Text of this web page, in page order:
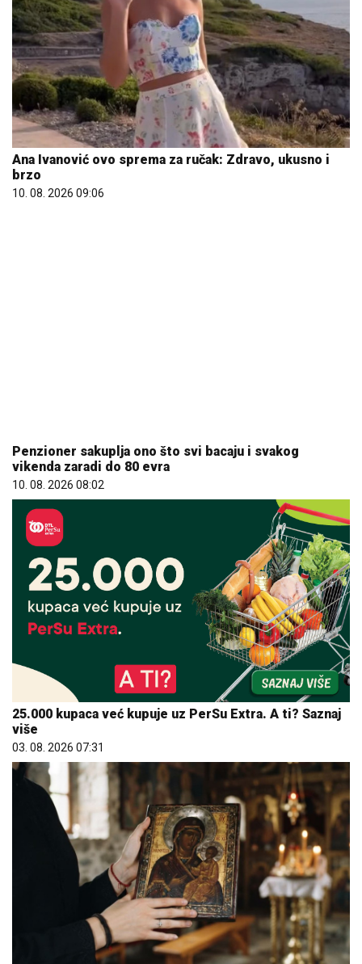
Ana Ivanović ovo sprema za ručak: Zdravo, ukusno i
brzo
10. 08. 2026 09:06
10. 08. 2026 08:02
25.000 kupaca već kupuje uz PerSu Extra. A ti? Saznaj
03. 08. 2026 07:31
Bogorodica ili sv Petka: Koje ikone mame nose u